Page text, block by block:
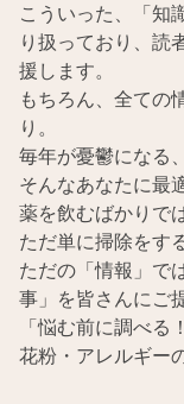
こういった、「知
り扱っており、読
援します。
もちろん、全ての
り。
毎年が憂鬱になる
そんなあなたに最
薬を飲むばかりで
ただ単に掃除をす
ただの「情報」で
事」を皆さんにご
「悩む前に調べる
花粉・アレルギー